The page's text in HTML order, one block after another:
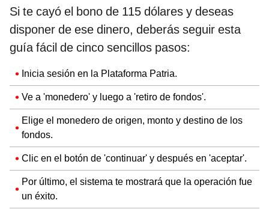
Si te cayó el bono de 115 dólares y deseas
disponer de ese dinero, deberás seguir esta
guía fácil de cinco sencillos pasos:
Inicia sesión en la Plataforma Patria.
Ve a 'monedero' y luego a 'retiro de fondos'.
Elige el monedero de origen, monto y destino de los
fondos.
Clic en el botón de 'continuar' y después en 'aceptar'.
Por último, el sistema te mostrará que la operación fue
un éxito.